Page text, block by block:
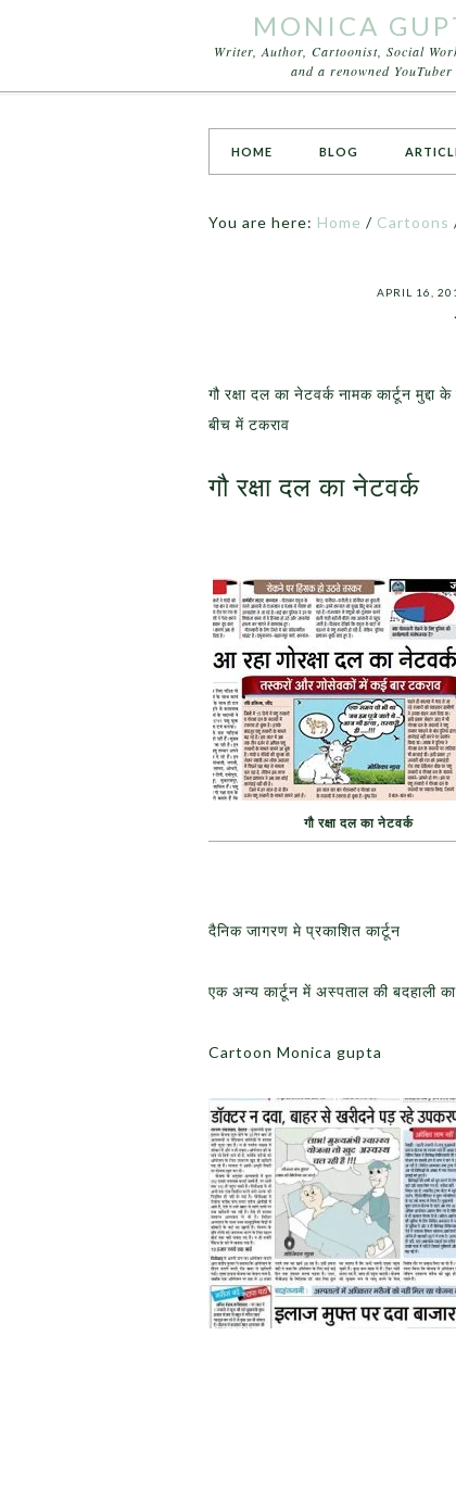
MONICA
Writer, Author, Cartoonist, Social
and a renowned YouTuber
HOME BLOG
You are here: Home / Cartoons
APRIL 16,
गौ रक्षा दल का नेटवर्क नामक कार्टून
बीच में टकराव
गौ रक्षा दल का नेटवर्क
गौ रक्षा दल का नेटवर्क
दैनिक जागरण मे प्रकाशित कार्टून
एक अन्य कार्टून में अस्पताल की बदहाली
Cartoon Monica gupta